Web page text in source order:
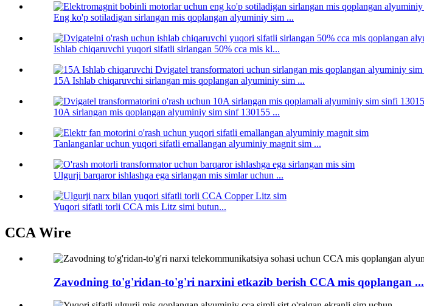
Eng ko'p sotiladigan sirlangan mis qoplangan alyuminiy sim ...
Ishlab chiqaruvchi yuqori sifatli sirlangan 50% cca mis kl...
15A Ishlab chiqaruvchi sirlangan mis qoplangan alyuminiy sim ...
10A sirlangan mis qoplangan alyuminiy sim sinf 130155 ...
Tanlanganlar uchun yuqori sifatli emallangan alyuminiy magnit sim ...
Ulgurji barqaror ishlashga ega sirlangan mis simlar uchun ...
Yuqori sifatli torli CCA mis Litz simi butun...
CCA Wire
Zavodning to'g'ridan-to'g'ri narxini etkazib berish CCA mis qoplangan ...